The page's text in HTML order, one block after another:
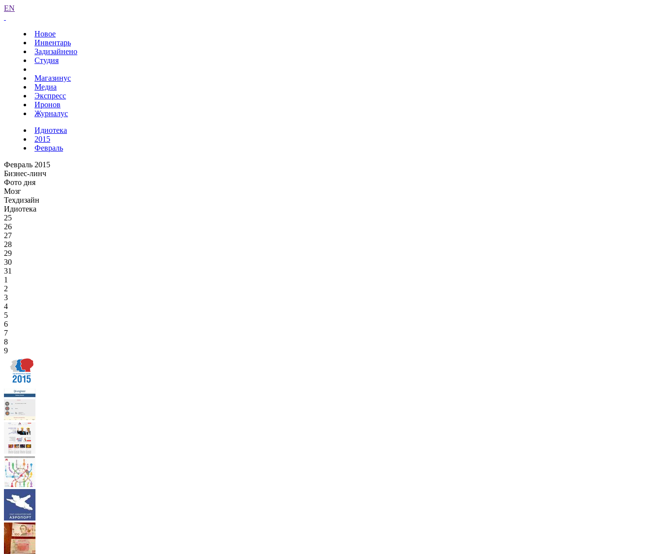
EN
Новое
Инвентарь
Задизайнено
Студия
Магазинус
Медиа
Экспресс
Иронов
Журналус
Идиотека
2015
Февраль
Февраль 2015
Бизнес-линч
Фото дня
Мозг
Техдизайн
Идиотека
25
26
27
28
29
30
31
1
2
3
4
5
6
7
8
9